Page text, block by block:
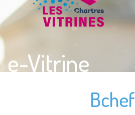
e-Vitrine
Bchef